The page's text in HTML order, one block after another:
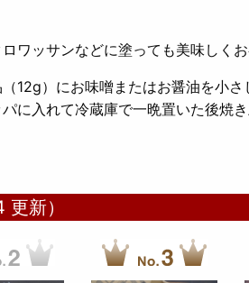
ッサンなどに塗っても美味しくお
12g）にお味噌またはお醤油を小
に入れて冷蔵庫で一晩置いた後焼
新）